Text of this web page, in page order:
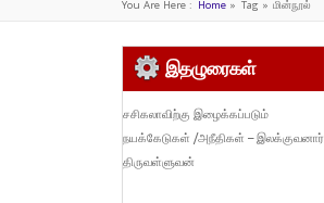
You Are Here : Home» Tag » மின்நூல்
இதழுரைகள்
சசிகலாவிற்கு இழைக்கப்படும்
நயக்கேடுகள் /அநீதிகள் – இலக்குவனார்
திருவள்ளுவன்